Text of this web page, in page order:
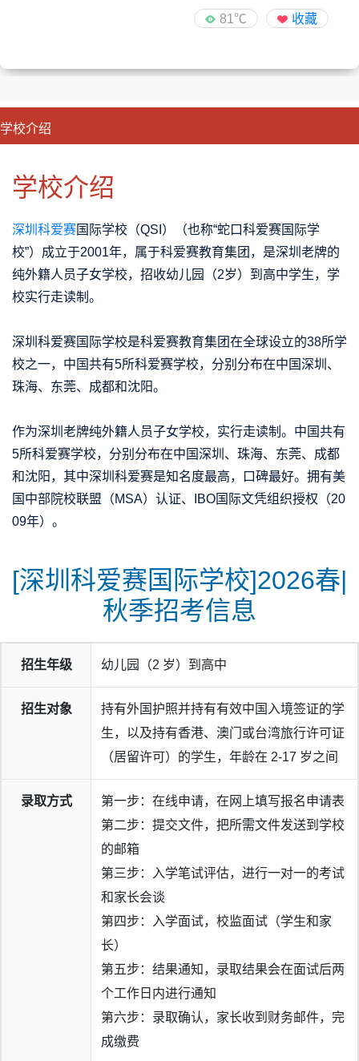
81℃ 收藏
学校介绍
学校介绍
深圳科爱赛国际学校（QSI ）（也称“蛇口科爱赛国际学
校”）成立于2001年，属于科爱赛教育集团，是深圳老牌的
纯外籍人员子女学校，招收幼儿园（2岁）到高中学生，学
校实行走读制。
深圳科爱赛国际学校是科爱赛教育集团在全球设立的38所学
校之一，中国共有5所科爱赛学校，分别分布在中国深圳、
珠海、东莞、成都和沈阳。
作为深圳老牌纯外籍人员子女学校，实行走读制。中国共有
5所科爱赛学校，分别分布在中国深圳、珠海、东莞、成都
和沈阳， 其中深圳科爱赛是知名度最高，口碑最好。 拥有美
国中部院校联盟（MSA）认证、
IBO国际文凭组织授权（20
09年）。
科爱赛2026届毕业生交出了亮眼成绩单！斩获全球百强名
校录取，累计奖学金总额突破178万美元。
[深圳科爱赛国际学校]2026春|
秋季招考信息
招生年级 幼儿园（2 岁）到高中
招生对象
持有外国护照并持有有效中国入境签证的学
生，以及持有香港、澳门或台湾旅行许可证
（居留许可）的学生，年龄在 2-17 岁之间
录取方式
第一步：在线申请，在网上填写报名申请表
第二步：提交文件，把所需文件发送到学校
的邮箱
第三步：入学笔试评估，进行一对一的考试
和家长会谈
第四步：入学面试，校监面试（学生和家
长）
第五步：结果通知，录取结果会在面试后两
个工作日内进行通知
第六步：录取确认，家长收到财务邮件，完
成缴费